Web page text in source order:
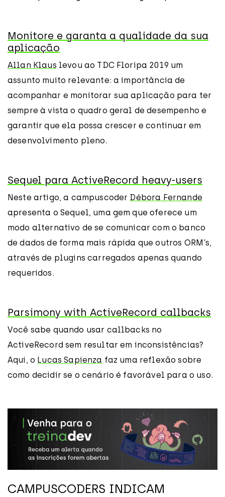
Monitore e garanta a qualidade da sua
aplicação
Allan Klaus levou ao TDC Floripa 2019 um
assunto muito relevante: a importância de
acompanhar e monitorar sua aplicação para ter
sempre à vista o quadro geral de desempenho e
garantir que ela possa crescer e continuar em
desenvolvimento pleno.
Sequel para ActiveRecord heavy-users
Neste artigo, a campuscoder Débora Fernande
apresenta o Sequel, uma gem que oferece um
modo alternativo de se comunicar com o banco
de dados de forma mais rápida que outros ORM's,
através de plugins carregados apenas quando
requeridos.
Parsimony with ActiveRecord callbacks
Você sabe quando usar callbacks no
ActiveRecord sem resultar em inconsistências?
Aqui, o Lucas Sapienza faz uma reflexão sobre
como decidir se o cenário é favorável para o uso.
CAMPUSCODERS INDICAM